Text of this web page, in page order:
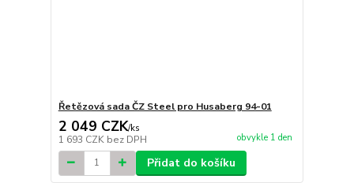
Řetězová sada ČZ Steel pro Husaberg 94-01
2 049 CZK/ks
1 693 CZK bez DPH obvykle 1 den
Přidat do košíku